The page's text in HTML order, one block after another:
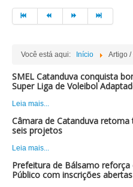
Você está aqui: Início Artigo
SMEL Catanduva conquista
Super Liga de Voleibol
Leia mais...
Câmara de Catanduva
seis projetos
Leia mais...
Prefeitura de Bálsamo
Público com inscrições